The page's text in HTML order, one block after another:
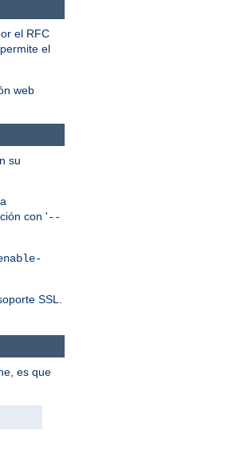
el RFC
permite el
web
su
con '--
SSL.
es que